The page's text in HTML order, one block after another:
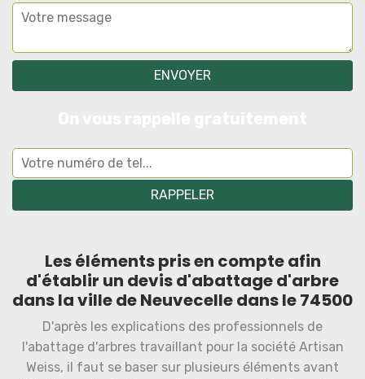
Les éléments pris en compte afin
d'établir un devis d'abattage d'arbre
dans la ville de Neuvecelle dans le 74500
D'après les explications des professionnels de
l'abattage d'arbres travaillant pour la société Artisan
Weiss, il faut se baser sur plusieurs éléments avant